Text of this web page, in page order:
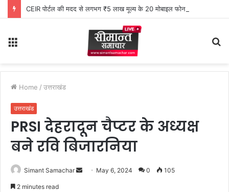
CEIR पोर्टल की मदद से लगभग ₹5 लाख मूल्य के 20 मोबाइल फोन बरामद
Home / उत्तराखंड
उत्तराखंड
PRSI देहरादून चैप्टर के अध्यक्ष
बने रवि बिजारनिया
Simant Samachar May 6, 2024 0 105
2 minutes read